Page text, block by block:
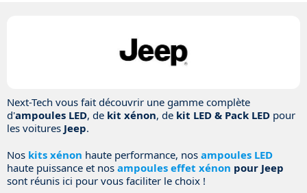
Next-Tech vous fait découvrir une gamme complète
d'ampoules LED, de kit xénon, de kit LED & Pack LED pour
les voitures Jeep.
Nos kits xénon haute performance, nos ampoules LED
haute puissance et nos ampoules effet xénon pour Jeep
sont réunis ici pour vous faciliter le choix !